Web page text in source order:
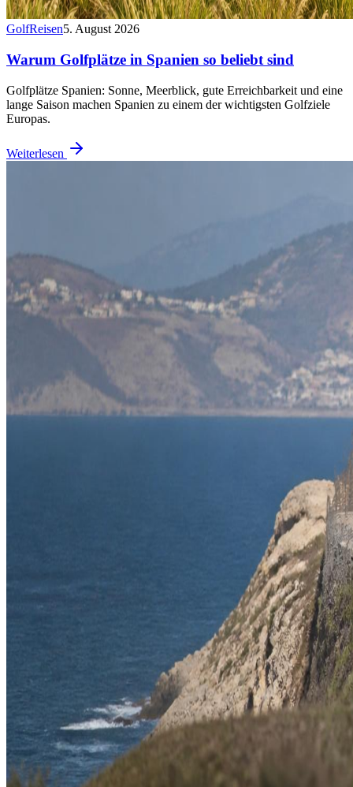
GolfReisen5. August 2026
Warum Golfplätze in Spanien so beliebt sind
Golfplätze Spanien: Sonne, Meerblick, gute Erreichbarkeit und eine
lange Saison machen Spanien zu einem der wichtigsten Golfziele
Europas.
Weiterlesen